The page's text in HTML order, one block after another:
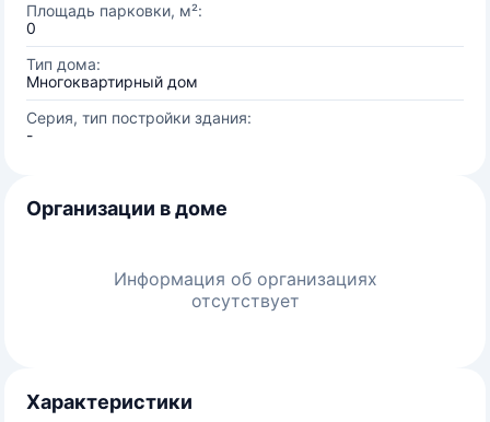
Площадь парковки, м²:
0
Тип дома:
Многоквартирный дом
Серия, тип постройки здания:
-
Организации в доме
Информация об организациях
отсутствует
Характеристики